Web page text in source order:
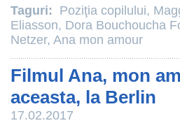
Taguri: Poziţia copilului,
Eliasson, Dora Bouchoucha
Netzer, Ana mon amour
Filmul Ana, mon
aceasta, la Berlin
17.02.2017